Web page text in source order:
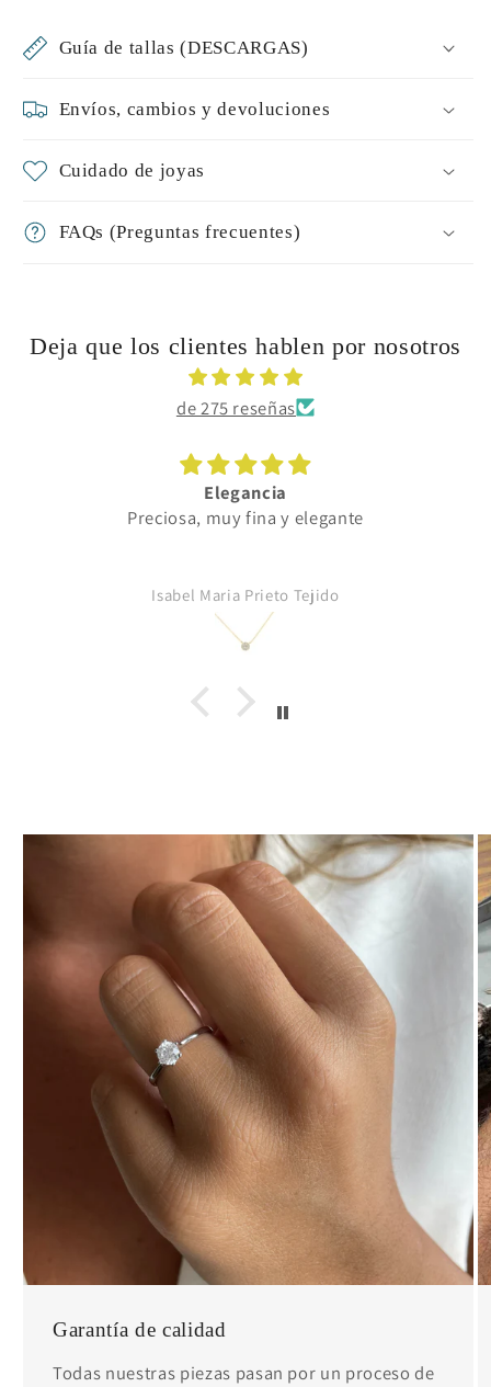
Guía de tallas (DESCARGAS)
Envíos, cambios y devoluciones
Cuidado de joyas
FAQs (Preguntas frecuentes)
Deja que los clientes hablen por nosotros
de 275 reseñas
Elegancia
Preciosa, muy fina y elegante
Isabel Maria Prieto Tejido
Garantía de calidad
Todas nuestras piezas pasan por un proceso de